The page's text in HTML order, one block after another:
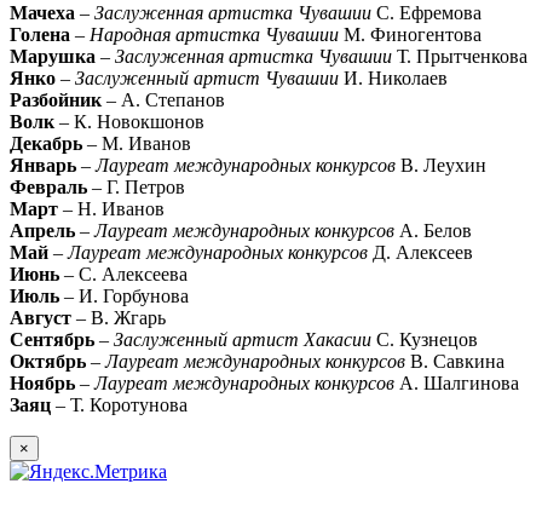
Мачеха – Заслуженная артистка Чувашии С. Ефремова
Голена – Народная артистка Чувашии М. Финогентова
Марушка – Заслуженная артистка Чувашии Т. Прытченкова
Янко – Заслуженный артист Чувашии И. Николаев
Разбойник – А. Степанов
Волк – К. Новокшонов
Декабрь – М. Иванов
Январь –Лауреат международных конкурсов В. Леухин
Февраль – Г. Петров
Март – Н. Иванов
Апрель –Лауреат международных конкурсов А. Белов
Май –Лауреат международных конкурсов Д. Алексеев
Июнь – С. Алексеева
Июль – И. Горбунова
Август – В. Жгарь
Сентябрь – Заслуженный артист Хакасии С. Кузнецов
Октябрь –Лауреат международных конкурсов В. Савкина
Ноябрь –Лауреат международных конкурсов А. Шалгинова
Заяц – Т. Коротунова
×